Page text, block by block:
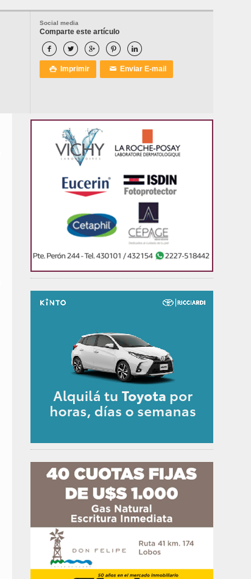
Social media
Comparte este artículo
    
 Imprimir ✉ Enviar E-mail